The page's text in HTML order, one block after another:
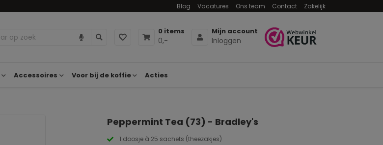
Blog Vacatures Ons team Contact Zakelijk
0 items
0,-
Mijn account
Inloggen
Accessoires Voor bij de koffie Acties
Peppermint Tea (73) - Bradley's
1 doosje à 25 sachets (theezakjes)